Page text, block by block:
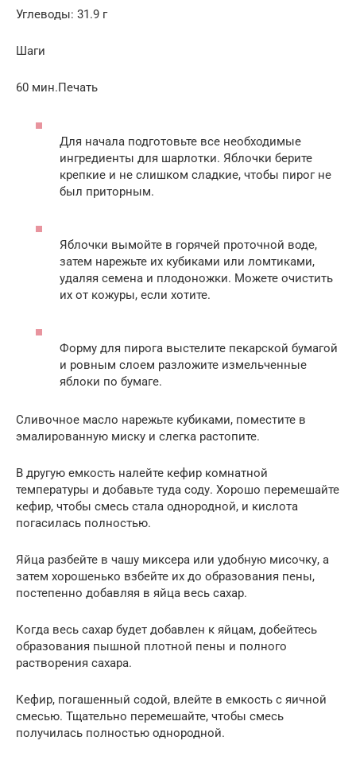
Углеводы: 31.9 г
Шаги
60 мин.Печать
Для начала подготовьте все необходимые
ингредиенты для шарлотки. Яблочки берите
крепкие и не слишком сладкие, чтобы пирог не
был приторным.
Яблочки вымойте в горячей проточной воде,
затем нарежьте их кубиками или ломтиками,
удаляя семена и плодоножки. Можете очистить
их от кожуры, если хотите.
Форму для пирога выстелите пекарской бумагой
и ровным слоем разложите измельченные
яблоки по бумаге.
Сливочное масло нарежьте кубиками, поместите в
эмалированную миску и слегка растопите.
В другую емкость налейте кефир комнатной
температуры и добавьте туда соду. Хорошо перемешайте
кефир, чтобы смесь стала однородной, и кислота
погасилась полностью.
Яйца разбейте в чашу миксера или удобную мисочку, а
затем хорошенько взбейте их до образования пены,
постепенно добавляя в яйца весь сахар.
Когда весь сахар будет добавлен к яйцам, добейтесь
образования пышной плотной пены и полного
растворения сахара.
Кефир, погашенный содой, влейте в емкость с яичной
смесью. Тщательно перемешайте, чтобы смесь
получилась полностью однородной.